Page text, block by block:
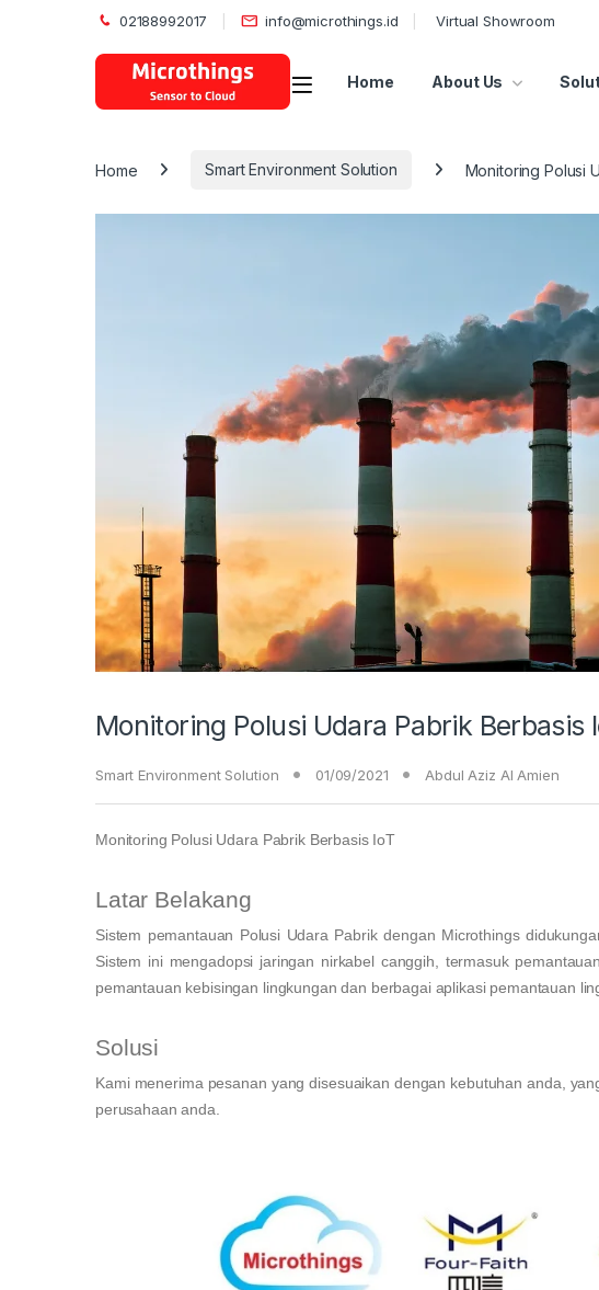
02188992017 info@microthings.id Virtual Showroom
Open Home About Us
Home Smart Environment Solution Monitoring Polusi
Monitoring Polusi Udara Pabrik Berbasis
Smart Environment Solution 01/09/2021 Abdul Aziz Al Amien
Monitoring Polusi Udara Pabrik Berbasis IoT
Latar Belakang
Sistem pemantauan Polusi Udara Pabrik dengan Microthings
Sistem ini mengadopsi jaringan nirkabel canggih, termasuk
pemantauan kebisingan lingkungan dan berbagai aplikasi pemantauan
Solusi
Kami menerima pesanan yang disesuaikan dengan kebutuhan anda,
perusahaan anda.